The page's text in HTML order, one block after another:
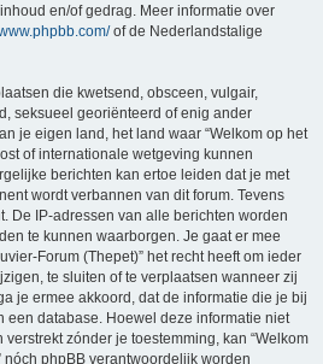
en/of gedrag. Meer informatie over
of de Nederlandstalige
die kwetsend, obsceen, vulgair,
seksueel georiënteerd of enig ander
je eigen land, het land waar “Welkom op het
of internationale wetgeving kunnen
berichten kan ertoe leiden dat je met
wordt verbannen van dit forum. Tevens
De IP-adressen van alle berichten worden
te kunnen waarborgen. Je gaat er mee
Forum (Thepet)” het recht heeft om ieder
te sluiten of te verplaatsen wanneer zij
je ermee akkoord, dat de informatie die je bij
een database. Hoewel deze informatie niet
zónder je toestemming, kan “Welkom
nóch phpBB verantwoordelijk worden